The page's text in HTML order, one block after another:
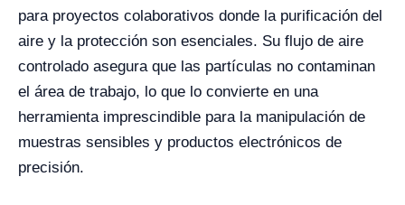
para proyectos colaborativos donde la purificación del
aire y la protección son esenciales. Su flujo de aire
controlado asegura que las partículas no contaminan
el área de trabajo, lo que lo convierte en una
herramienta imprescindible para la manipulación de
muestras sensibles y productos electrónicos de
precisión.